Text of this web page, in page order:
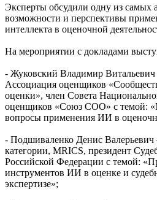
Эксперты обсудили одну из самых
возможности и перспективы
интеллекта в оценочной
На мероприятии с докладами
- Жуковский Владимир
Ассоциация оценщиков
оценки», член Совета
оценщиков «Союз СОО» с темой:
вопросы применения ИИ в
- Подшиваленко Денис
категории, MRICS, президент
Российской Федерации с темой:
инструментов ИИ в оценке и
экспертизе»;